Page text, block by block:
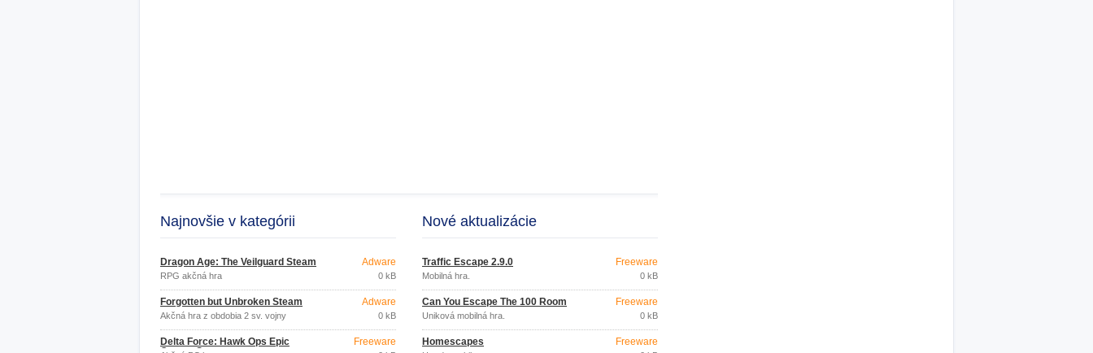
Najnovšie v kategórii
Dragon Age: The Veilguard Steam
RPG akčná hra
Adware
0 kB
Forgotten but Unbroken Steam
Akčná hra z obdobia 2 sv. vojny
Adware
0 kB
Delta Force: Hawk Ops Epic
Freeware
Nové aktualizácie
Traffic Escape 2.9.0
Mobilná hra.
Freeware
0 kB
Can You Escape The 100 Room
Úniková mobilná hra.
Freeware
0 kB
Homescapes Freeware